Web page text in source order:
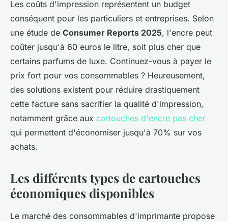
Les coûts d'impression représentent un budget
conséquent pour les particuliers et entreprises. Selon
une étude de Consumer Reports 2025, l'encre peut
coûter jusqu'à 60 euros le litre, soit plus cher que
certains parfums de luxe. Continuez-vous à payer le
prix fort pour vos consommables ? Heureusement,
des solutions existent pour réduire drastiquement
cette facture sans sacrifier la qualité d'impression,
notamment grâce aux cartouches d'encre pas cher
qui permettent d'économiser jusqu'à 70% sur vos
achats.
Les différents types de cartouches
économiques disponibles
Le marché des consommables d'imprimante propose